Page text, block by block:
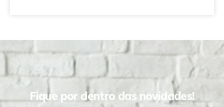
Fique por dentro das novidades!